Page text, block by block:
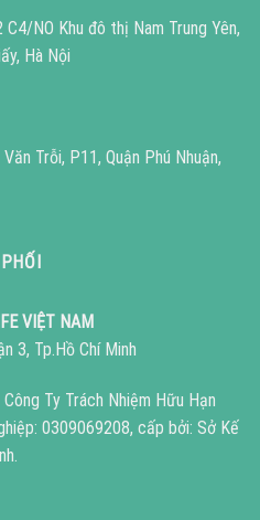
NO Khu đô thị Nam Trung Yên,
Hà Nội
Trỗi, P11, Quận Phú Nhuận,
VIỆT NAM
3, Tp.Hồ Chí Minh
Ty Trách Nhiệm Hữu Hạn
0309069208, cấp bởi: Sở Kế